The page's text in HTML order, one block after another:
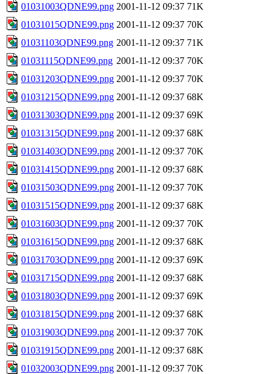
01031003QDNE99.png 2001-11-12 09:37 71K
01031015QDNE99.png 2001-11-12 09:37 70K
01031103QDNE99.png 2001-11-12 09:37 71K
01031115QDNE99.png 2001-11-12 09:37 70K
01031203QDNE99.png 2001-11-12 09:37 70K
01031215QDNE99.png 2001-11-12 09:37 68K
01031303QDNE99.png 2001-11-12 09:37 69K
01031315QDNE99.png 2001-11-12 09:37 68K
01031403QDNE99.png 2001-11-12 09:37 70K
01031415QDNE99.png 2001-11-12 09:37 68K
01031503QDNE99.png 2001-11-12 09:37 70K
01031515QDNE99.png 2001-11-12 09:37 68K
01031603QDNE99.png 2001-11-12 09:37 70K
01031615QDNE99.png 2001-11-12 09:37 68K
01031703QDNE99.png 2001-11-12 09:37 69K
01031715QDNE99.png 2001-11-12 09:37 68K
01031803QDNE99.png 2001-11-12 09:37 69K
01031815QDNE99.png 2001-11-12 09:37 68K
01031903QDNE99.png 2001-11-12 09:37 70K
01031915QDNE99.png 2001-11-12 09:37 68K
01032003QDNE99.png 2001-11-12 09:37 70K